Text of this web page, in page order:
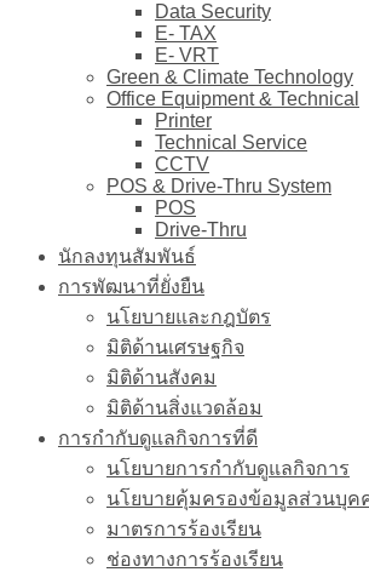
Data Security
E- TAX
E- VRT
Green & Climate Technology
Office Equipment & Technical
Printer
Technical Service
CCTV
POS & Drive-Thru System
POS
Drive-Thru
นักลงทุนสัมพันธ์
การพัฒนาที่ยั่งยืน
นโยบายและกฎบัตร
มิติด้านเศรษฐกิจ
มิติด้านสังคม
มิติด้านสิ่งแวดล้อม
การกำกับดูแลกิจการที่ดี
นโยบายการกำกับดูแลกิจการ
นโยบายคุ้มครองข้อมูลส่วนบุค
มาตรการร้องเรียน
ช่องทางการร้องเรียน